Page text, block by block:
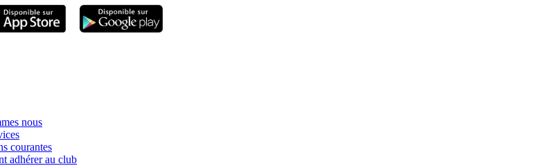
nous
courantes
adhérer au club